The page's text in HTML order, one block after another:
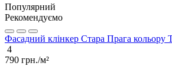
Популярний
Рекомендуємо
Фасадний клінкер Стара Прага кольору
4
790 грн./м²